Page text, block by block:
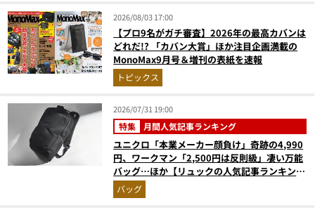
2026/08/03 17:00
【プロ9名がガチ審査】2026年の最高カバンは
どれだ!? 「カバン大賞」ほか注目企画満載の
MonoMax9月号＆増刊の表紙を速報
トピックス
2026/07/31 19:00
特集 月間人気記事ランキング
ユニクロ「本業メーカー顔負け」奇跡の4,990
円、ワークマン「2,500円は反則級」凄い万能
バッグ…ほか【リュックの人気記事ランキング
ベスト3】（2026年6月版）
バッグ